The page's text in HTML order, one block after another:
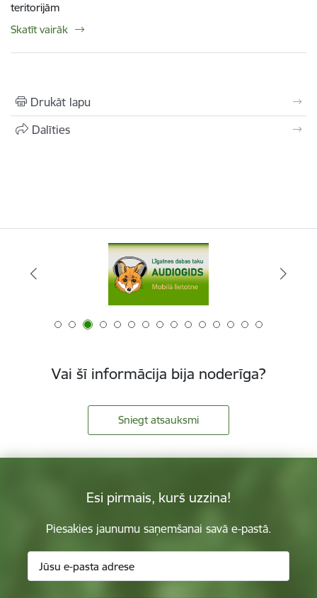
teritorijām
Skatīt vairāk
Drukāt lapu
Dalīties
Vai šī informācija bija noderīga?
Sniegt atsauksmi
Esi pirmais, kurš uzzina!
Piesakies jaunumu saņemšanai savā e-pastā.